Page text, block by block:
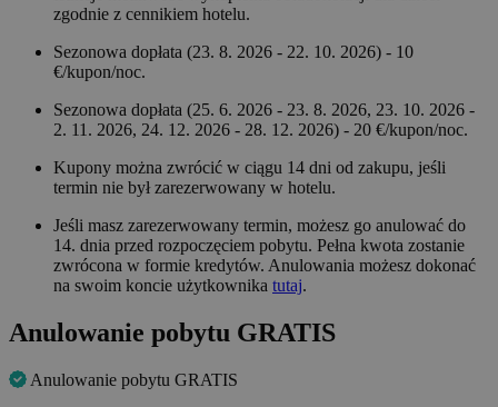
zgodnie z cennikiem hotelu.
Sezonowa dopłata (23. 8. 2026 - 22. 10. 2026) - 10
€/kupon/noc.
Sezonowa dopłata (25. 6. 2026 - 23. 8. 2026, 23. 10. 2026 -
2. 11. 2026, 24. 12. 2026 - 28. 12. 2026) - 20 €/kupon/noc.
Kupony można zwrócić w ciągu 14 dni od zakupu, jeśli
termin nie był zarezerwowany w hotelu.
Jeśli masz zarezerwowany termin, możesz go anulować do
14. dnia przed rozpoczęciem pobytu. Pełna kwota zostanie
zwrócona w formie kredytów. Anulowania możesz dokonać
na swoim koncie użytkownika tutaj.
Anulowanie pobytu GRATIS
Anulowanie pobytu GRATIS